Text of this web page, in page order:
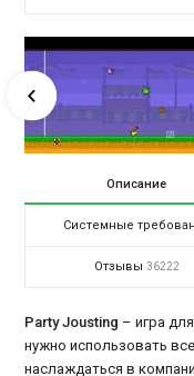
Описание
Системные
Отзывы 36222
Party Jousting – игра
нужно использовать
наслаждаться в